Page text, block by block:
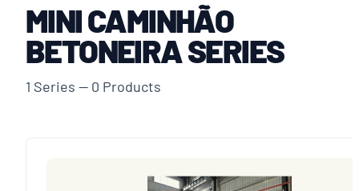
MINI CAMINHÃO
BETONEIRA SERIES
1 Series — 0 Products